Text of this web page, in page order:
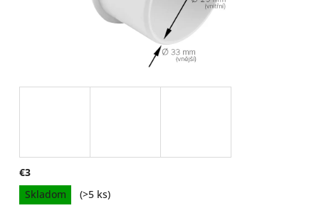
€3
Jednotková
cena:
Skladom (>5 ks)